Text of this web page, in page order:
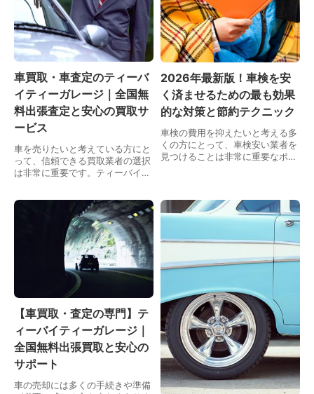
車買取・車査定のティーバ
イティーガレージ｜全国無
料出張査定と安心の買取サ
ービス
車を売りたいと考えている方にと
って、信頼できる買取業者の選択
は非常に重要です。ティーバイテ
取専門業者で、全国どこでも無料
出張査定とスムーズな買…
2026年最新版！車検を安
く済ませるための最も効果
的な対策と節約テクニック
車検の費用を抑えたいと考える多
くの方にとって、車検安い業者を
見つけることは非常に重要なポイ
フォーマンスの良いサ…
【車買取・査定の専門】テ
ィーバイティーガレージ｜
全国無料出張買取と安心の
サポート
車の売却には多くの手続きや準備